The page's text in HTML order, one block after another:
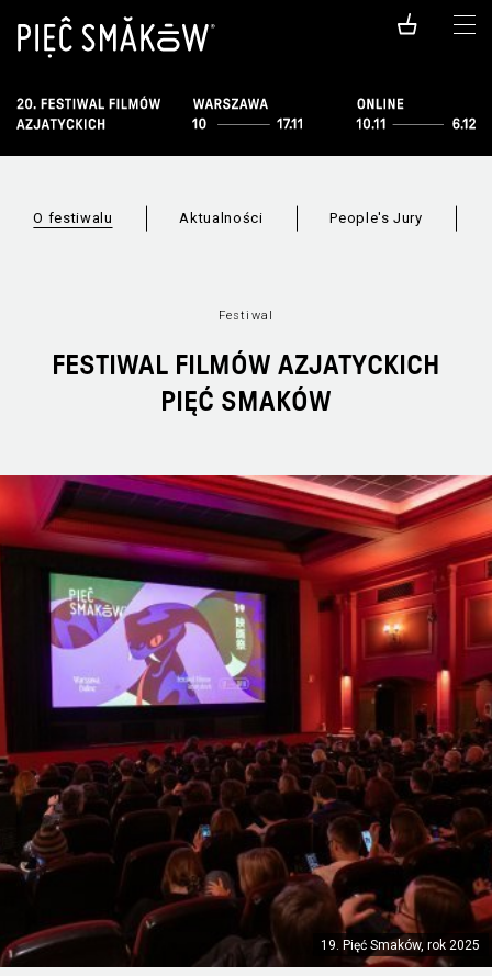
O festiwalu Aktualności People's Jury
Festiwal
FESTIWAL FILMÓW AZJATYCKICH
PIĘĆ SMAKÓW
19. Pięć Smaków, rok 2025